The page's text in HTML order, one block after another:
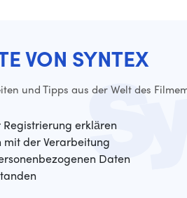
VON SYNTEX
und Tipps aus der Welt des
erklären
mit der Verarbeitung
Daten